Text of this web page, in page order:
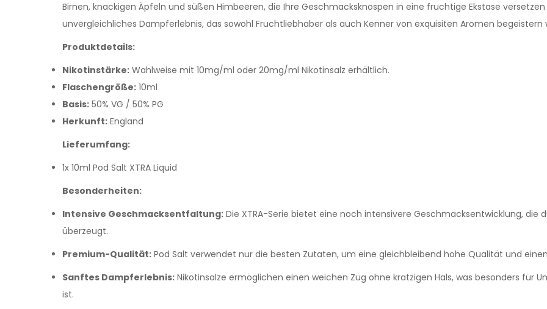
Birnen, knackigen Äpfeln und süßen Himbeeren, die Ihre Geschmacksknospen in eine fruchtige Ekstase
unvergleichliches Dampferlebnis, das sowohl Fruchtliebhaber als auch Kenner von exquisiten Aromen begeistern
Produktdetails:
Nikotinstärke: Wahlweise mit 10mg/ml oder 20mg/ml Nikotinsalz erhältlich.
Flaschengröße: 10ml
Basis: 50% VG / 50% PG
Herkunft: England
Lieferumfang:
1x 10ml Pod Salt XTRA Liquid
Besonderheiten:
Intensive Geschmacksentfaltung: Die XTRA-Serie bietet eine noch intensivere Geschmacksentwicklung,
überzeugt.
Premium-Qualität: Pod Salt verwendet nur die besten Zutaten, um eine gleichbleibend hohe Qualität und
Sanftes Dampferlebnis: Nikotinsalze ermöglichen einen weichen Zug ohne kratzigen Hals, was besonders für
ist.